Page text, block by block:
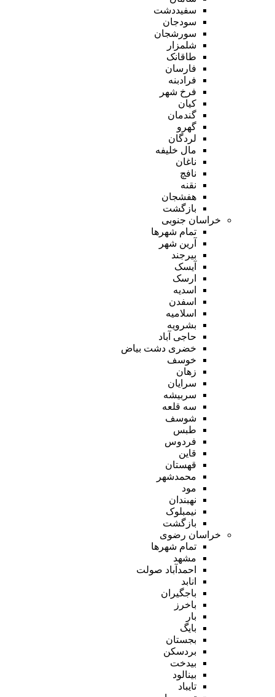
سفیددشت
سودجان
سورشجان
شلمزار
طاقانک
فارسان
فرادبنه
فرخ شهر
کیان
گندمان
گهرو
لردگان
مال خلیفه
ناغان
نافچ
نقنه
هفشجان
بازگشت
خراسان جنوبی
تمام شهر‌ها
آرین شهر
بیرجند
آیسک
ارسک
اسدیه
اسفدن
اسلامیه
بشرویه
حاجی آباد
خضری دشت بیاض
خوسف
زهان
سرایان
سربیشه
سه قلعه
شوسف
طبس
فردوس
قاین
قهستان
محمدشهر
مود
نهبندان
نیمبلوک
بازگشت
خراسان رضوی
تمام شهر‌ها
مشهد
احمدآباد صولت
انابد
باجگیران
باخرز
بار
بایگ
بجستان
بردسکن
بیدخت
بینالود
تایباد